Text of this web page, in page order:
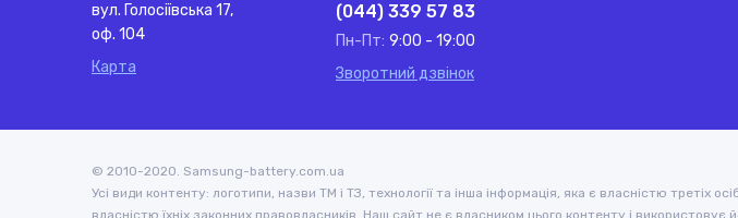
вул. Голосіївська 17,
оф. 104
Карта
(044) 339 57 83
Пн-Пт: 9:00 - 19:00
Зворотний дзвінок
© 2010-2020. Samsung-battery.com.ua
Усі види контенту: логотипи, назви ТМ і ТЗ, технології та інша інформація, яка є власністю третіх
власністю їхніх законних правовласників. Наш сайт не є власником цього контенту і використовує